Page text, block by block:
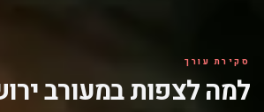
סקירת עורך
למה לצפות במעורב